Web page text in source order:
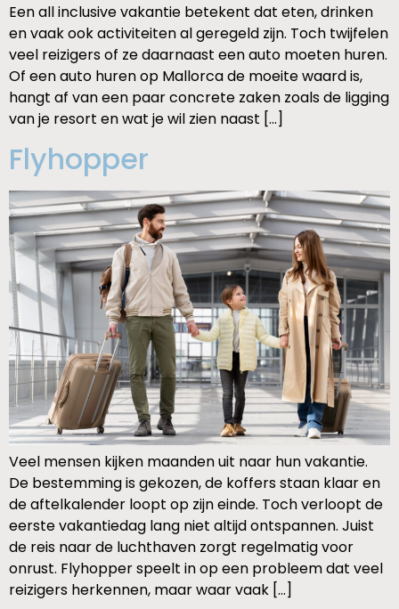
Een all inclusive vakantie betekent dat eten, drinken
en vaak ook activiteiten al geregeld zijn. Toch twijfelen
veel reizigers of ze daarnaast een auto moeten huren.
Of een auto huren op Mallorca de moeite waard is,
hangt af van een paar concrete zaken zoals de ligging
van je resort en wat je wil zien naast […]
Flyhopper
Veel mensen kijken maanden uit naar hun vakantie.
De bestemming is gekozen, de koffers staan klaar en
de aftelkalender loopt op zijn einde. Toch verloopt de
eerste vakantiedag lang niet altijd ontspannen. Juist
de reis naar de luchthaven zorgt regelmatig voor
onrust. Flyhopper speelt in op een probleem dat veel
reizigers herkennen, maar waar vaak […]